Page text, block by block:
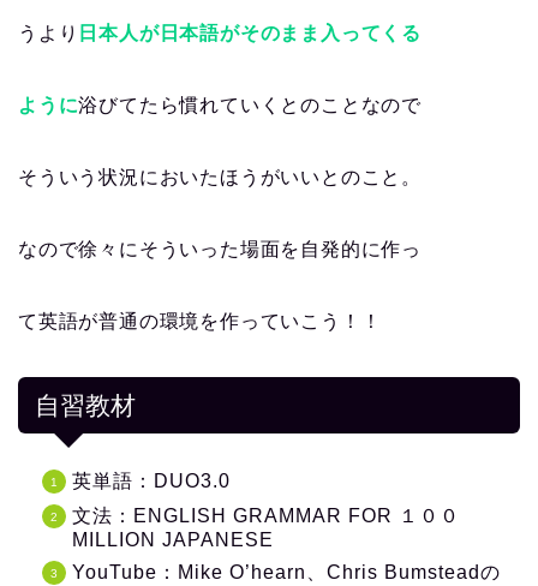
うより 日本人が日本語がそのまま入ってくる
ように浴びてたら慣れていくとのことなので
そういう状況においたほうがいいとのこと。
なので徐々にそういった場面を自発的に作っ
て英語が普通の環境を作っていこう！！
自習教材
英単語：DUO3.0
文法：ENGLISH GRAMMAR FOR １００
MILLION JAPANESE
YouTube：Mike O’hearn、Chris Bumsteadの